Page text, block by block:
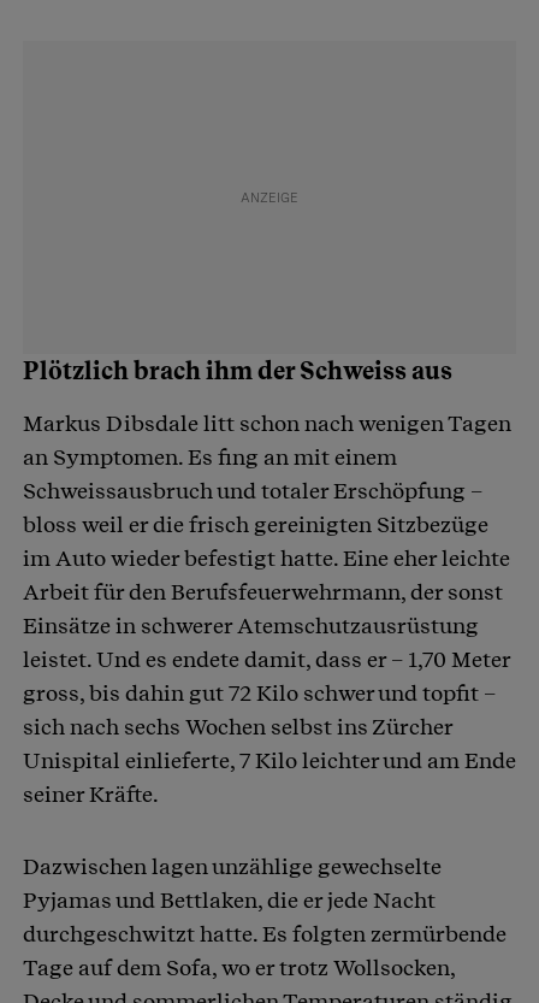
Plötzlich brach ihm der Schweiss aus
Markus Dibsdale litt schon nach wenigen Tagen
an Symptomen. Es fing an mit einem
Schweissausbruch und totaler Erschöpfung –
bloss weil er die frisch gereinigten Sitzbezüge
im Auto wieder befestigt hatte. Eine eher leichte
Arbeit für den Berufsfeuerwehrmann, der sonst
Einsätze in schwerer Atemschutzausrüstung
leistet. Und es endete damit, dass er – 1,70 Meter
gross, bis dahin gut 72 Kilo schwer und topfit –
sich nach sechs Wochen selbst ins Zürcher
Unispital einlieferte, 7 Kilo leichter und am Ende
seiner Kräfte.
Dazwischen lagen unzählige gewechselte
Pyjamas und Bettlaken, die er jede Nacht
durchgeschwitzt hatte. Es folgten zermürbende
Tage auf dem Sofa, wo er trotz Wollsocken,